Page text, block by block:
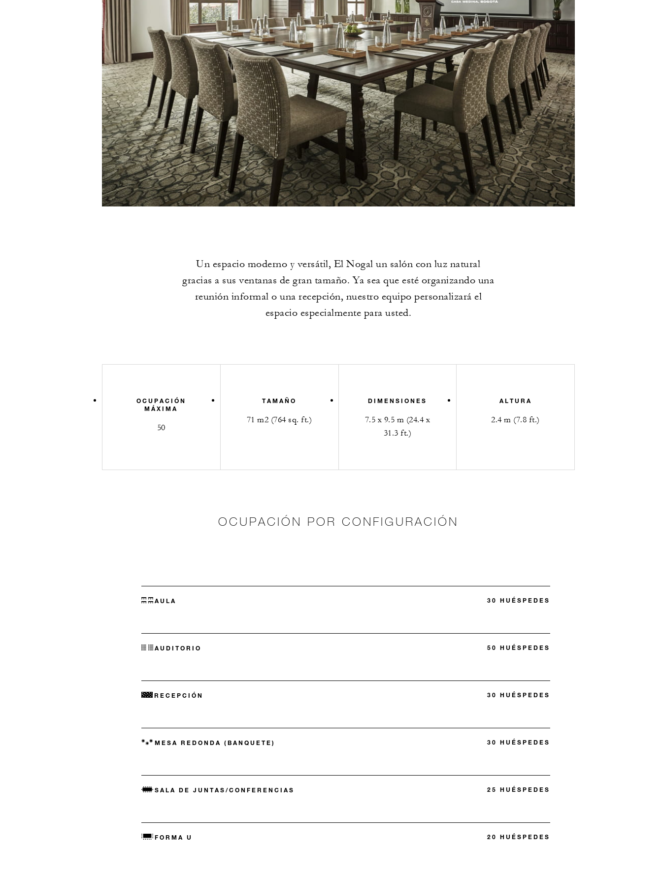
Un espacio moderno y versátil, El Nogal un salón con luz natural
gracias a sus ventanas de gran tamaño. Ya sea que esté organizando una
reunión informal o una recepción, nuestro equipo personalizará el
espacio especialmente para usted.
OCUPACIÓN
MÁXIMA
50
TAMAÑO
71 m2 (764 sq. ft.)
DIMENSIONES
7.5 x 9.5 m (24.4 x
31.3 ft.)
ALTURA
2.4 m (7.8 ft.)
OCUPACIÓN POR CONFIGURACIÓN
AULA 30 HUÉSPEDES
AUDITORIO 50 HUÉSPEDES
RECEPCIÓN 30 HUÉSPEDES
MESA REDONDA (BANQUETE) 30 HUÉSPEDES
SALA DE JUNTAS/CONFERENCIAS 25 HUÉSPEDES
FORMA U 20 HUÉSPEDES